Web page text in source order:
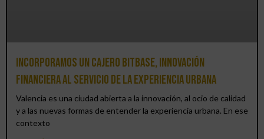
Incorporamos un cajero BitBase, innovación
financiera al servicio de la experiencia urbana
Valencia es una ciudad abierta a la innovación, al ocio de calidad
y a las nuevas formas de entender la experiencia urbana. En ese
contexto